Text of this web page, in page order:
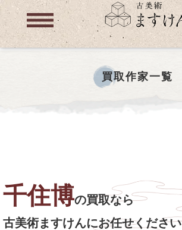
買取作家一覧
千住博の買取なら
古美術ますけんにお任せください